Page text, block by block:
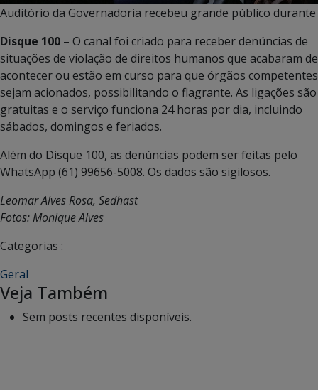
Auditório da Governadoria recebeu grande público
Disque 100 – O canal foi criado para receber denúncias de
situações de violação de direitos humanos que acabaram de
acontecer ou estão em curso para que órgãos competentes
sejam acionados, possibilitando o flagrante. As ligações são
gratuitas e o serviço funciona 24 horas por dia, incluindo
sábados, domingos e feriados.
Além do Disque 100, as denúncias podem ser feitas pelo
WhatsApp (61) 99656-5008. Os dados são sigilosos.
Leomar Alves Rosa, Sedhast
Fotos: Monique Alves
Categorias :
Geral
Veja Também
Sem posts recentes disponíveis.